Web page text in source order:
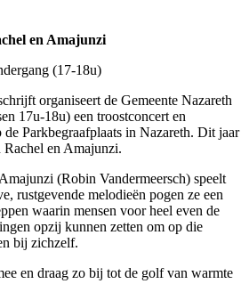
en Amajunzi
(17-18u)
organiseert de Gemeente Nazareth
17u-18u) een troostconcert en
Parkbegraafplaats in Nazareth. Dit jaar
en Amajunzi.
(Robin Vandermeersch) speelt
rustgevende melodieën pogen ze een
waarin mensen voor heel even de
opzij kunnen zetten om op die
bij zichzelf.
en draag zo bij tot de golf van warmte